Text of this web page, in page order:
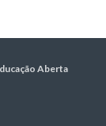
Aberta